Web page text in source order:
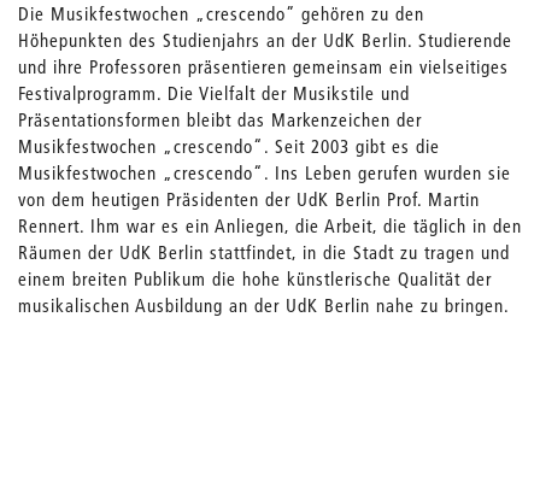
Die Musikfestwochen „crescendo” gehören zu den
Höhepunkten des Studienjahrs an der UdK Berlin. Studierende
und ihre Professoren präsentieren gemeinsam ein vielseitiges
Festivalprogramm. Die Vielfalt der Musikstile und
Präsentationsformen bleibt das Markenzeichen der
Musikfestwochen „crescendo“. Seit 2003 gibt es die
Musikfestwochen „crescendo“. Ins Leben gerufen wurden sie
von dem heutigen Präsidenten der UdK Berlin Prof. Martin
Rennert. Ihm war es ein Anliegen, die Arbeit, die täglich in den
Räumen der UdK Berlin stattfindet, in die Stadt zu tragen und
einem breiten Publikum die hohe künstlerische Qualität der
musikalischen Ausbildung an der UdK Berlin nahe zu bringen.